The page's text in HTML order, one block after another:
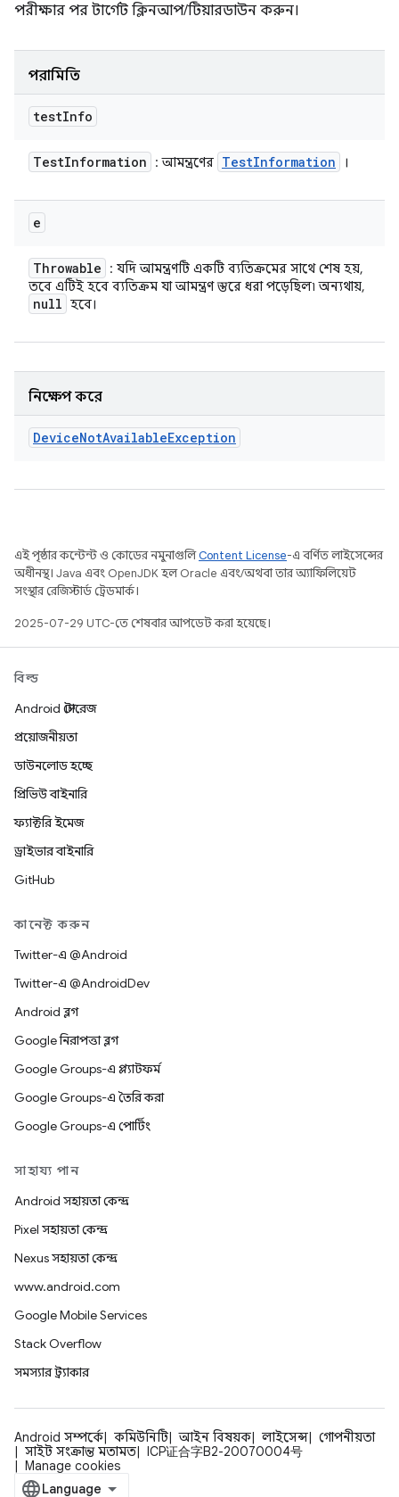
পরীক্ষার পর টার্গেট ক্লিনআপ/টিয়ারডাউন করুন।
পরামিতি
testInfo
TestInformation : আমন্ত্রণের TestInformation ।
e
Throwable
: যদি আমন্ত্রণটি একটি ব্যতিক্রমের সাথে শেষ হয়,
তবে এটিই হবে ব্যতিক্রম যা আমন্ত্রণ স্তরে ধরা পড়েছিল৷ অন্যথায়,
null হবে।
নিক্ষেপ করে
DeviceNotAvailableException
এই পৃষ্ঠার কন্টেন্ট ও কোডের নমুনাগুলিContent License-এ বর্ণিত লাইসেন্সের
অধীনস্থ। Java এবং OpenJDK হল Oracle এবং/অথবা তার অ্যাফিলিয়েট
সংস্থার রেজিস্টার্ড ট্রেডমার্ক।
2025-07-29 UTC-তে শেষবার আপডেট করা হয়েছে।
বিল্ড
Android স্টোরেজ
প্রয়োজনীয়তা
ডাউনলোড হচ্ছে
প্রিভিউ বাইনারি
ফ্যাক্টরি ইমেজ
ড্রাইভার বাইনারি
GitHub
কানেক্ট করুন
Twitter-এ @Android
Twitter-এ @AndroidDev
Android ব্লগ
Google নিরাপত্তা ব্লগ
Google Groups-এ প্ল্যাটফর্ম
Google Groups-এ তৈরি করা
Google Groups-এ পোর্টিং
সাহায্য পান
Android সহায়তা কেন্দ্র
Pixel সহায়তা কেন্দ্র
Nexus সহায়তা কেন্দ্র
www.android.com
Google Mobile Services
Stack Overflow
সমস্যার ট্র্যাকার
Android সম্পর্কে কমিউনিটি আইন বিষয়ক লাইসেন্স
গোপনীয়তা
সাইট সংক্রান্ত মতামত
ICP证合字B2-20070004号
Manage cookies